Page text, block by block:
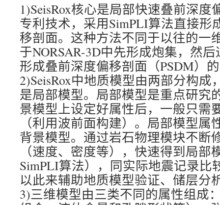
1)SeisRox核心是局部快速叠前深度
专利技术，采用SimPLI算法直接形
移剖面。这种方法不同于以往的一
于NORSAR-3D中先形成炮集，然
形成叠前深度偏移剖面（PSDM）
2)SeisRox中地质模型由两部分构
是局部模型。局部模型是重点研究
景模型上设定好属性后，一般只需
（利用波前面构建）。局部模型属
背景模型。通过岩石物理模块不断
（速度、密度等），快速得到局部
SimPLI算法），同实际地震记录比
以此来辅助地质模型验证、储层分
3)三维模型由三类不同的属性组成